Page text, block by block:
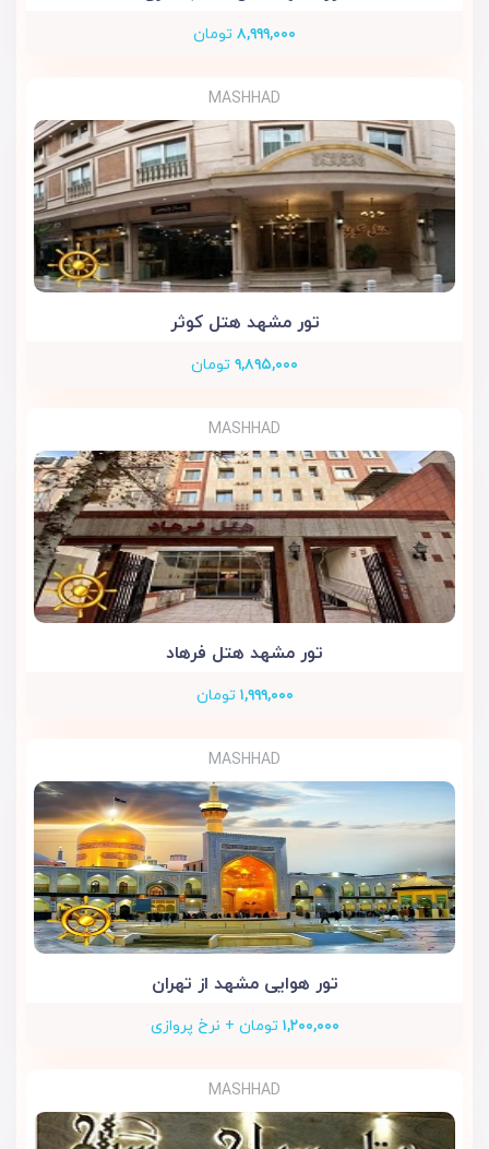
۸,۹۹۹,۰۰۰ تومان
MASHHAD
تور مشهد هتل کوثر
۹,۸۹۵,۰۰۰ تومان
MASHHAD
تور مشهد هتل فرهاد
۱,۹۹۹,۰۰۰ تومان
MASHHAD
تور هوایی مشهد از تهران
۱,۲۰۰,۰۰۰ تومان + نرخ پروازی
MASHHAD